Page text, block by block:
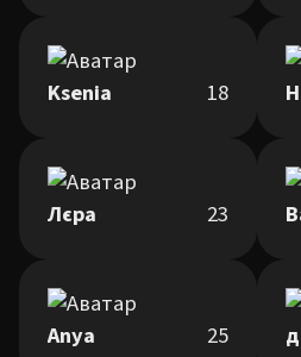
Ksenia 18
Лєра 23
Anya 25